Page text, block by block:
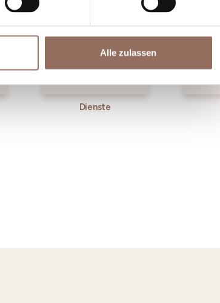
Alle zulassen
Dienste